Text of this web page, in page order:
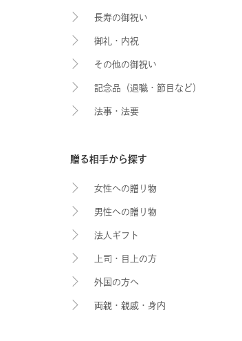
長寿の御祝い
御礼・内祝
その他の御祝い
記念品（退職・節目など）
法事・法要
贈る相手から探す
女性への贈り物
男性への贈り物
法人ギフト
上司・目上の方
外国の方へ
両親・親戚・身内